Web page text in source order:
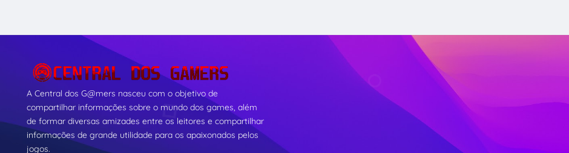
A Central dos G@mers nasceu com o objetivo de
compartilhar informações sobre o mundo dos games, além
de formar diversas amizades entre os leitores e compartilhar
informações de grande utilidade para os apaixonados pelos
jogos.